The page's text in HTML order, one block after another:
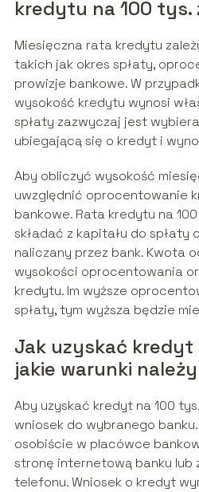
kredytu na 100 tys.
Miesięczna rata kredytu
takich jak okres spłaty,
prowizje bankowe. W
wysokość kredytu wynosi
spłaty zazwyczaj jest
ubiegającą się o kredyt i
Aby obliczyć wysokość
uwzględnić oprocentowanie
bankowe. Rata kredytu na
składać z kapitału do
naliczany przez bank. Kwota
wysokości oprocentowania
kredytu. Im wyższe
spłaty, tym wyższa będzie
Jak uzyskać kredyt
jakie warunki
Aby uzyskać kredyt na 100
wniosek do wybranego
osobiście w placówce
stronę internetową banku lub
telefonu. Wniosek o kredyt